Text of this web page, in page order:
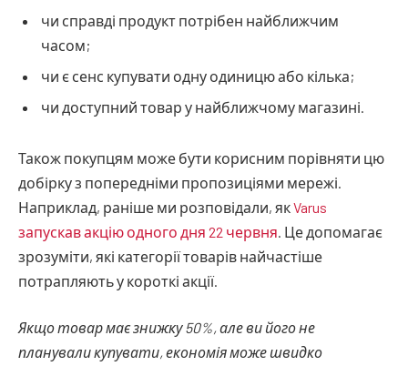
чи справді продукт потрібен найближчим
часом;
чи є сенс купувати одну одиницю або кілька;
чи доступний товар у найближчому магазині.
Також покупцям може бути корисним порівняти цю
добірку з попередніми пропозиціями мережі.
Наприклад, раніше ми розповідали, якVarus
запускав акцію одного дня 22 червня . Це допомагає
зрозуміти, які категорії товарів найчастіше
потрапляють у короткі акції.
Якщо товар має знижку 50%, але ви його не
планували купувати, економія може швидко